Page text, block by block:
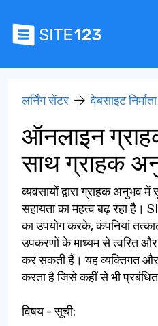
लर्निंग सेंटर वेबसाइट निर्माता
ऑनलाइन
साथ ग्राहक
व्यवसायों द्वारा ग्राहक अनुभव
सहायता का महत्व बढ़ रहा है।
का उपयोग करके, कंपनियां
उपकरणों के माध्यम से त्वरित
कर सकती हैं। यह व्यक्तिगत और
करता है जिसे कहीं से भी
विषय - सूची: